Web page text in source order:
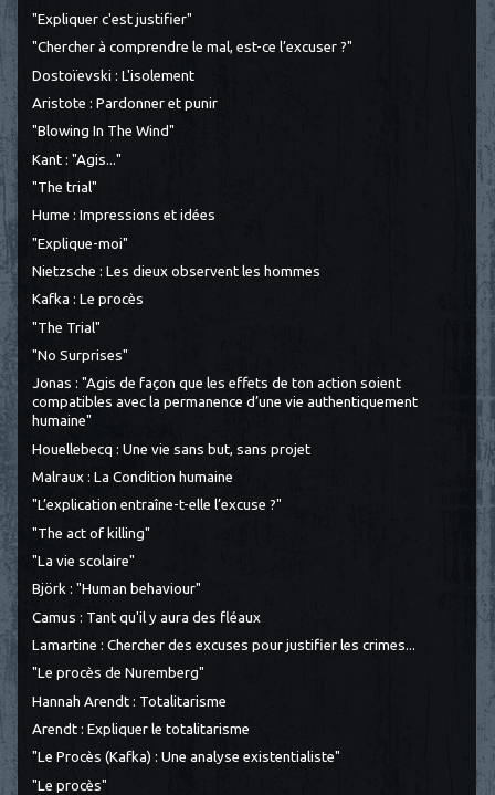
"Expliquer c'est justifier"
"Chercher à comprendre le mal, est-ce l’excuser ?"
Dostoïevski : L'isolement
Aristote : Pardonner et punir
"Blowing In The Wind"
Kant : "Agis..."
"The trial"
Hume : Impressions et idées
"Explique-moi"
Nietzsche : Les dieux observent les hommes
Kafka : Le procès
"The Trial"
"No Surprises"
Jonas : "Agis de façon que les effets de ton action soient
compatibles avec la permanence d’une vie authentiquement
humaine"
Houellebecq : Une vie sans but, sans projet
Malraux : La Condition humaine
"L’explication entraîne-t-elle l’excuse ?"
"The act of killing"
"La vie scolaire"
Björk : "Human behaviour"
Camus : Tant qu'il y aura des fléaux
Lamartine : Chercher des excuses pour justifier les crimes...
"Le procès de Nuremberg"
Hannah Arendt : Totalitarisme
Arendt : Expliquer le totalitarisme
"Le Procès (Kafka) : Une analyse existentialiste"
"Le procès"